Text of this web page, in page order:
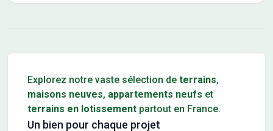
Explorez notre vaste sélection de terrains,
maisons neuves, appartements neufs et
terrains en lotissement partout en France.
Un bien pour chaque projet